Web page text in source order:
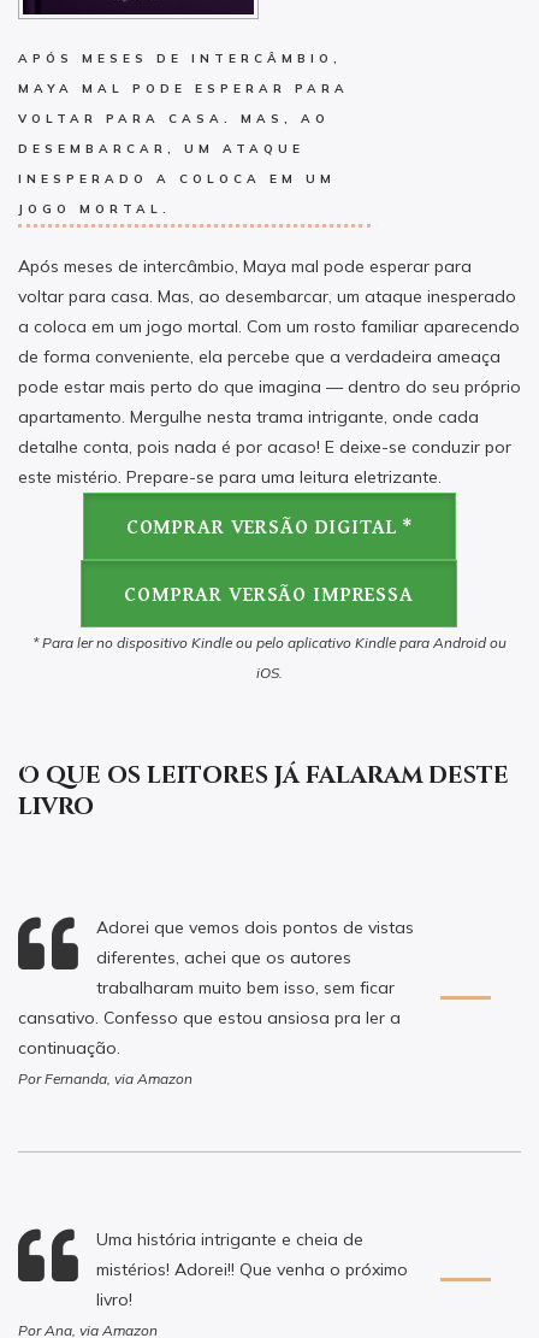
APÓS MESES DE INTERCÂMBIO,
MAYA MAL PODE ESPERAR PARA
VOLTAR PARA CASA. MAS, AO
DESEMBARCAR, UM ATAQUE
INESPERADO A COLOCA EM UM
JOGO MORTAL.
Após meses de intercâmbio, Maya mal pode esperar para
voltar para casa. Mas, ao desembarcar, um ataque inesperado
a coloca em um jogo mortal. Com um rosto familiar aparecendo
de forma conveniente, ela percebe que a verdadeira ameaça
pode estar mais perto do que imagina — dentro do seu próprio
apartamento. Mergulhe nesta trama intrigante, onde cada
detalhe conta, pois nada é por acaso! E deixe-se conduzir por
este mistério. Prepare-se para uma leitura eletrizante.
COMPRAR VERSÃO DIGITAL *
COMPRAR VERSÃO IMPRESSA
* Para ler no dispositivo Kindle ou pelo aplicativo Kindle para Android ou
iOS.
O que os leitores já falaram deste
livro
Adorei que vemos dois pontos de vistas
diferentes, achei que os autores
trabalharam muito bem isso, sem ficar
cansativo. Confesso que estou ansiosa pra ler a
continuação.
Por Fernanda, via Amazon
Uma história intrigante e cheia de
mistérios! Adorei!! Que venha o próximo
livro!
Por Ana, via Amazon